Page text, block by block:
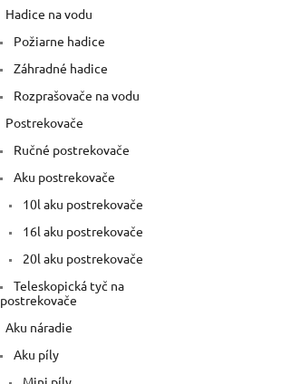
Hadice na vodu
Požiarne hadice
Záhradné hadice
Rozprašovače na vodu
Postrekovače
Ručné postrekovače
Aku postrekovače
10l aku postrekovače
16l aku postrekovače
20l aku postrekovače
Teleskopická tyč na
postrekovače
Aku náradie
Aku píly